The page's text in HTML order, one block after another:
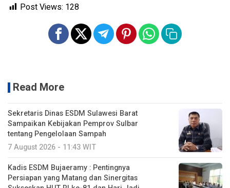
Post Views: 128
Read More
Sekretaris Dinas ESDM Sulawesi Barat
Sampaikan Kebijakan Pemprov Sulbar
tentang Pengelolaan Sampah
7 August 2026 - 11:43 WIT
Kadis ESDM Bujaeramy : Pentingnya
Persiapan yang Matang dan Sinergitas